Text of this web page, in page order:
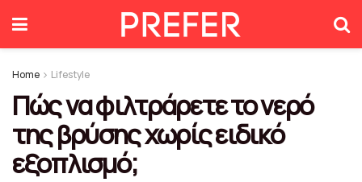
Home Lifestyle
Πώς να φιλτράρετε το νερό
της βρύσης χωρίς ειδικό
εξοπλισμό;